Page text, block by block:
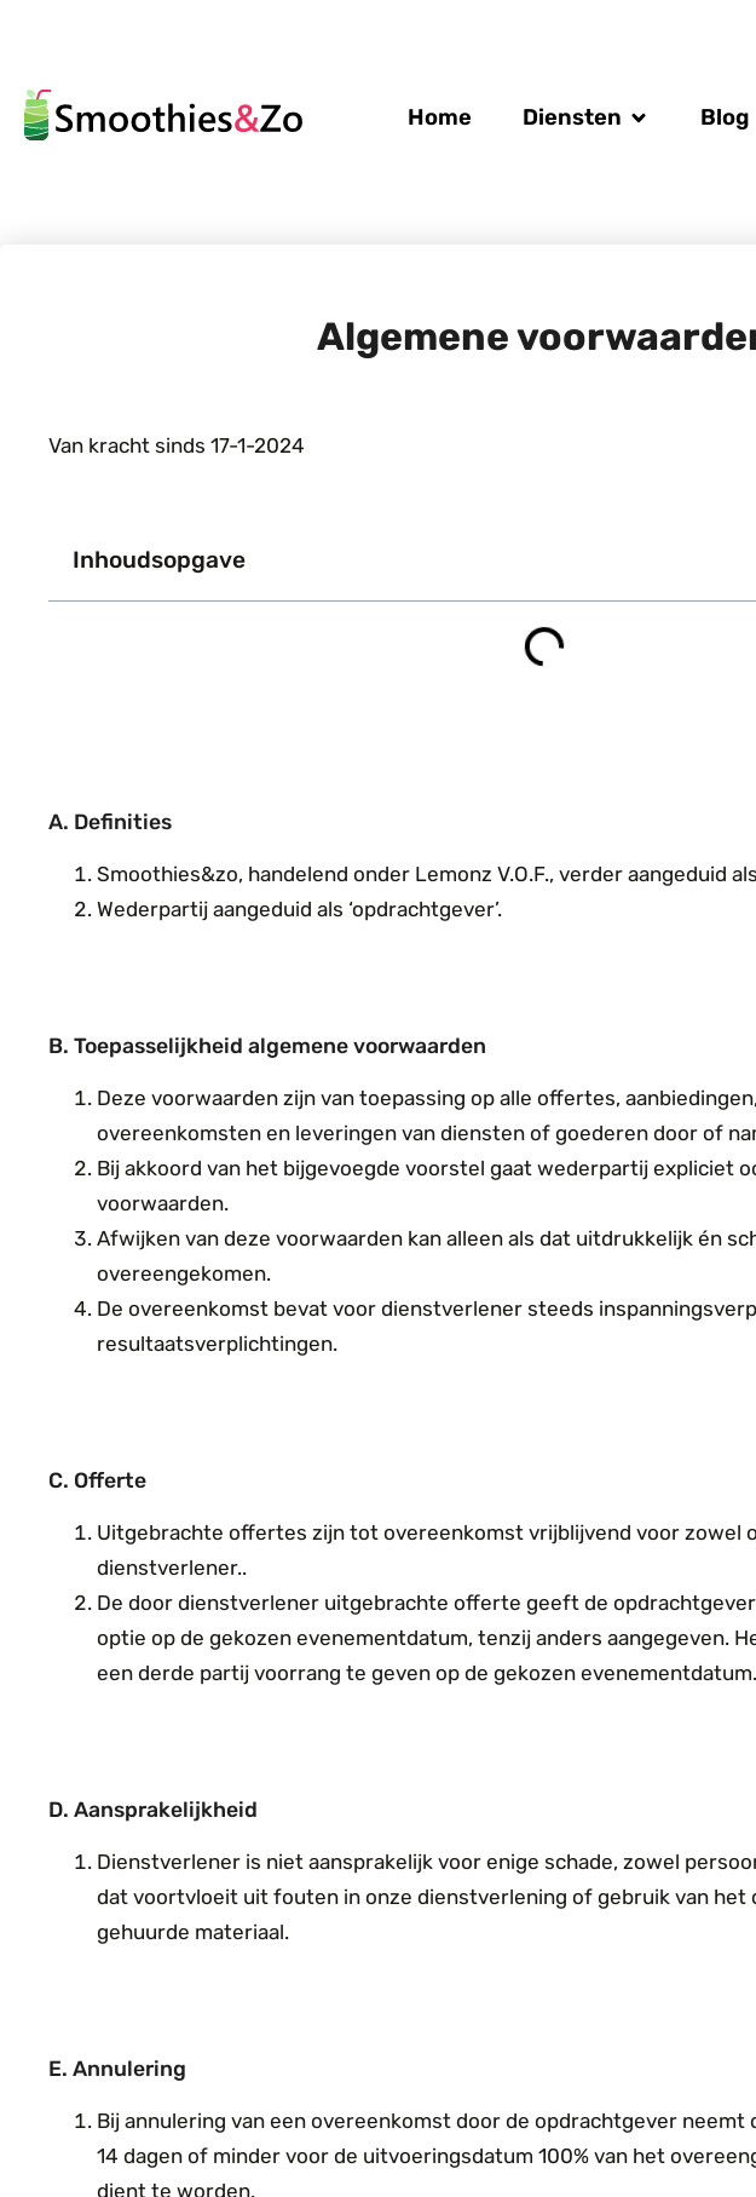
Home Diensten Blog
Algemene
Van kracht sinds 17-1-2024
Inhoudsopgave
A. Definities
Smoothies&zo, handelend onder Lemonz V.O.F., verder aangeduid
Wederpartij aangeduid als ‘opdrachtgever’.
B. Toepasselijkheid algemene voorwaarden
Deze voorwaarden zijn van toepassing op alle offertes,
overeenkomsten en leveringen van diensten of goederen door of
Bij akkoord van het bijgevoegde voorstel gaat wederpartij expliciet
voorwaarden.
Afwijken van deze voorwaarden kan alleen als dat uitdrukkelijk én
overeengekomen.
De overeenkomst bevat voor dienstverlener steeds
resultaatsverplichtingen.
C. Offerte
Uitgebrachte offertes zijn tot overeenkomst vrijblijvend voor zowel
dienstverlener..
De door dienstverlener uitgebrachte offerte geeft de opdrachtgever
optie op de gekozen evenementdatum, tenzij anders aangegeven.
een derde partij voorrang te geven op de gekozen evenementdatum.
D. Aansprakelijkheid
Dienstverlener is niet aansprakelijk voor enige schade, zowel
dat voortvloeit uit fouten in onze dienstverlening of gebruik van het
gehuurde materiaal.
E. Annulering
Bij annulering van een overeenkomst door de opdrachtgever neemt
14 dagen of minder voor de uitvoeringsdatum 100% van het
dient te worden.